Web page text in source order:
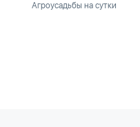
Агроусадьбы на сутки